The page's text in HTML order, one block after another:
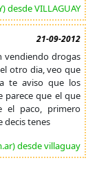
desde VILLAGUAY
21-09-2012
vendiendo drogas
otro dia, veo que
te aviso que los
parece que el que
el paco, primero
decis tenes
desde villaguay